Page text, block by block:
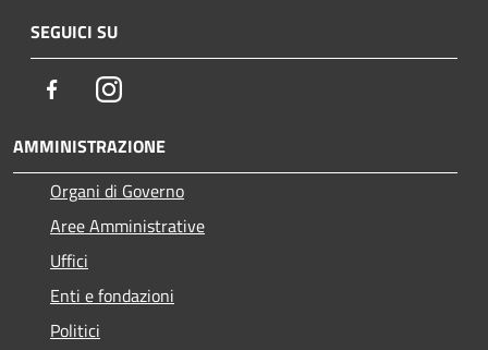
SEGUICI SU
FacebookInstagram
AMMINISTRAZIONE
Organi di Governo
Aree Amministrative
Uffici
Enti e fondazioni
Politici